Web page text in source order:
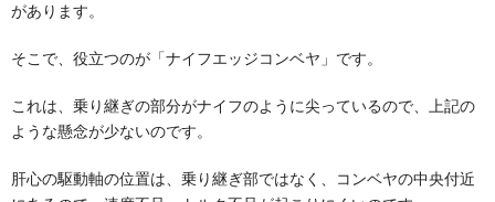
があります。
そこで、役立つのが「ナイフエッジコンベヤ」です。
これは、乗り継ぎの部分がナイフのように尖っているので、上記の
ような懸念が少ないのです。
肝心の駆動軸の位置は、乗り継ぎ部ではなく、コンベヤの中央付近